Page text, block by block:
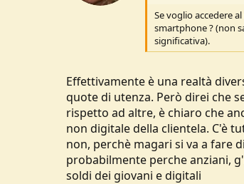
Se voglio accedere
smartphone ? (non
significativa).
Effettivamente è una realtà
quote di utenza. Però direi che
rispetto ad altre, è chiaro che
non digitale della clientela. C'è
non, perchè magari si va a fare
probabilmente perche anziani,
soldi dei giovani e digitali